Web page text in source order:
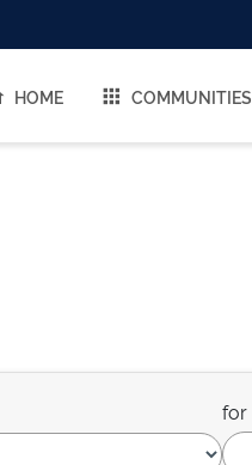
HOME COMMUNITIES
for